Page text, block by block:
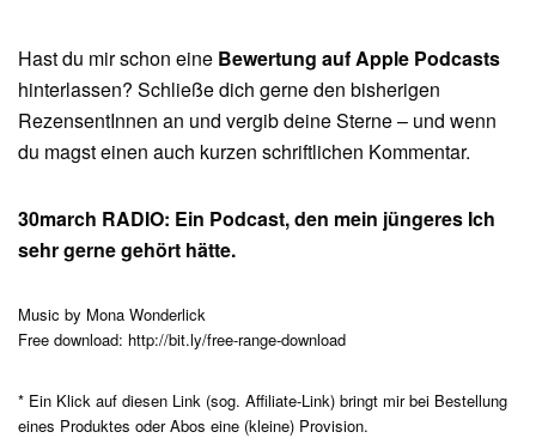
Hast du mir schon eine Bewertung auf Apple Podcasts
hinterlassen? Schließe dich gerne den bisherigen
RezensentInnen an und vergib deine Sterne – und wenn
du magst einen auch kurzen schriftlichen Kommentar.
30march RADIO: Ein Podcast, den mein jüngeres Ich
sehr gerne gehört hätte.
Music by Mona Wonderlick
Free download: http://bit.ly/free-range-download
* Ein Klick auf diesen Link (sog. Affiliate-Link) bringt mir bei Bestellung
eines Produktes oder Abos eine (kleine) Provision.